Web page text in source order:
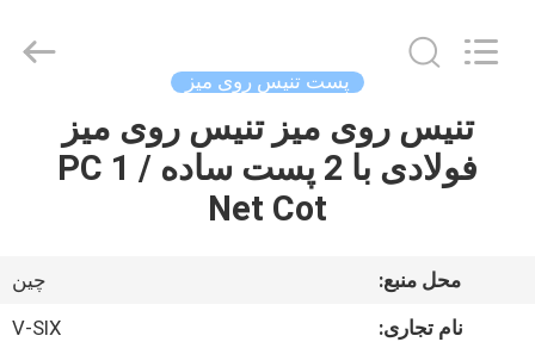
خونه
درباره
Dunya
پست تنیس روی میز
تنیس روی میز تنیس روی میز
فولادی با 2 پست ساده / 1 PC
Net Cot
محل منبع:
چين
نام تجاری:
V-SIX